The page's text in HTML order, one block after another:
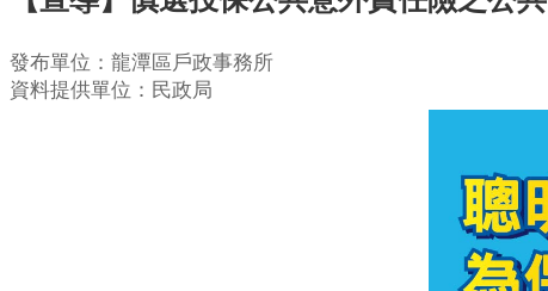
發布單位：龍潭區戶政事務所
資料提供單位：民政局